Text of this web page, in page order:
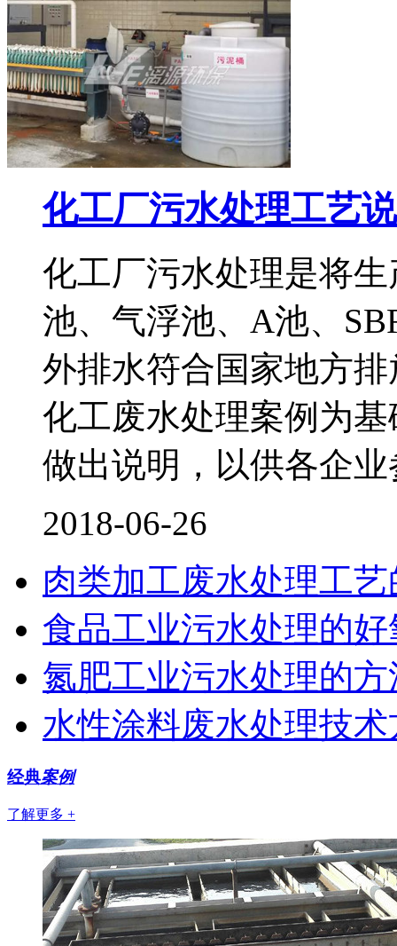
化工厂污水处理工艺
化工厂污水处理是将
池、气浮池、A池、
外排水符合国家地方
化工废水处理案例为
做出说明，以供各企
2018-06-26
肉类加工废水处理工
食品工业污水处理的
氮肥工业污水处理的
水性涂料废水处理技
经典案例
了解更多 +